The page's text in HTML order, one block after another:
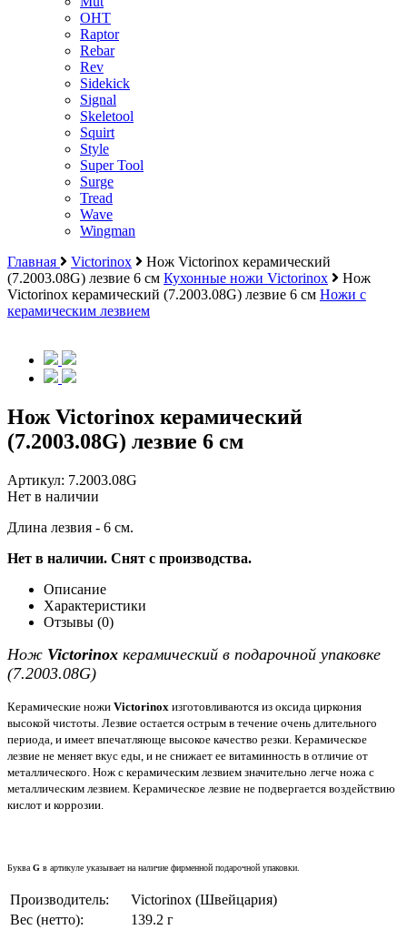
OHT
Raptor
Rebar
Rev
Sidekick
Signal
Skeletool
Squirt
Style
Super Tool
Surge
Tread
Wave
Wingman
Главная
Victorinox
Нож Victorinox керамический
(7.2003.08G) лезвие 6 см Кухонные ножи Victorinox
Нож
Victorinox керамический (7.2003.08G) лезвие 6 см Ножи с
керамическим лезвием
Нож Victorinox керамический
(7.2003.08G) лезвие 6 см
Артикул: 7.2003.08G
Нет в наличии
Длина лезвия - 6 см.
Нет в наличии. Снят с производства.
Описание
Характеристики
Отзывы (0)
Нож Victorinox керамический в подарочной упаковке
(7.2003.08G)
Керамические ножи Victorinox изготовливаются из оксида циркония
высокой чистоты. Лезвие остается острым в течение очень длительного
периода, и имеет впечатляюще высокое качество резки. Керамическое
лезвие не меняет вкус еды, и не снижает ее витаминность в отличие от
металлического. Нож с керамическим лезвием значительно легче ножа с
металлическим лезвием. Керамическое лезвие не подвергается воздействию
кислот и коррозии.
Буква G в артикуле указывает на наличие фирменной подарочной упаковки.
Производитель:
Victorinox (Швейцария)
Вес (нетто):
139.2 г